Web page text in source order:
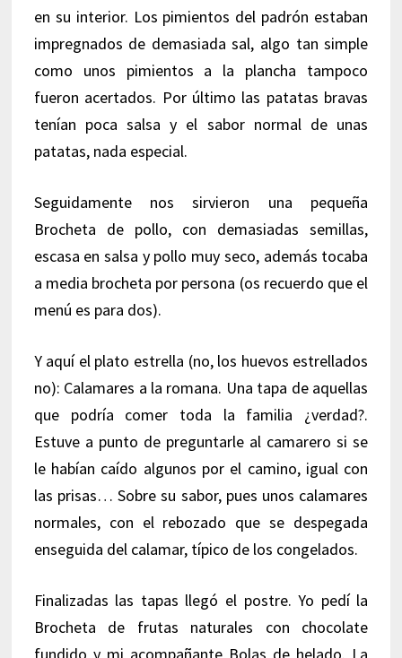
en su interior. Los pimientos del padrón estaban
impregnados de demasiada sal, algo tan simple
como unos pimientos a la plancha tampoco
fueron acertados. Por último las patatas bravas
tenían poca salsa y el sabor normal de unas
patatas, nada especial.
Seguidamente nos sirvieron una pequeña
Brocheta de pollo, con demasiadas semillas,
escasa en salsa y pollo muy seco, además tocaba
a media brocheta por persona (os recuerdo que el
menú es para dos).
Y aquí el plato estrella (no, los huevos estrellados
no): Calamares a la romana. Una tapa de aquellas
que podría comer toda la familia ¿verdad?.
Estuve a punto de preguntarle al camarero si se
le habían caído algunos por el camino, igual con
las prisas… Sobre su sabor, pues unos calamares
normales, con el rebozado que se despegada
enseguida del calamar, típico de los congelados.
Finalizadas las tapas llegó el postre. Yo pedí la
Brocheta de frutas naturales con chocolate